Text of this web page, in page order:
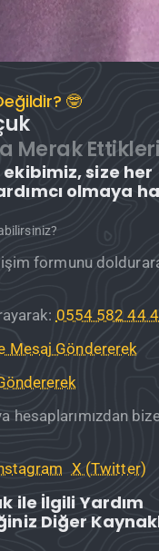
🤓
Merak
size her
olmaya
formunu
0554 582 44
Mesaj Göndererek
hesaplarımızdan
X (Twitter)
ile İlgili Yardım
Diğer